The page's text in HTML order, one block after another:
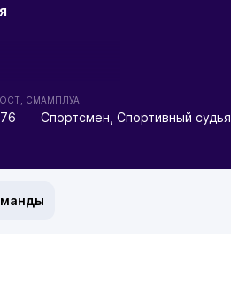
СМАМПЛУА
Спортсмен, Спортивный судья